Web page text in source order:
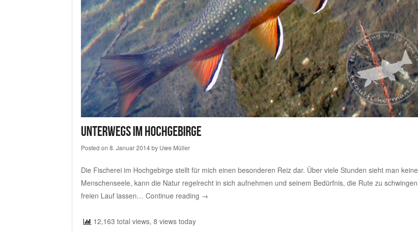
Unterwegs im Hochgebirge
Posted on 8. Januar 2014by Uwe Müller
Die Fischerei im Hochgebirge stellt für mich einen besonderen Reiz dar. Über viele Stunden sieht man keine
Menschenseele, kann die Natur regelrecht in sich aufnehmen und seinem Bedürfnis, die Rute zu schwingen
freien Lauf lassen… Continue reading →
12,163 total views, 8 views today